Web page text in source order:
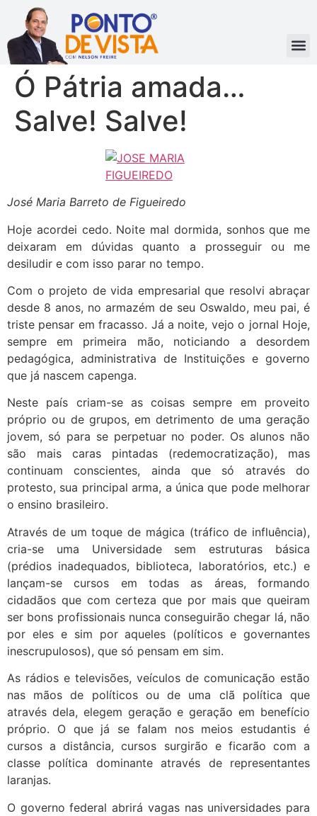
Ó Pátria amada…
Salve! Salve!
José Maria Barreto de Figueiredo
Hoje acordei cedo. Noite mal dormida, sonhos que me
deixaram em dúvidas quanto a prosseguir ou me
desiludir e com isso parar no tempo.
Com o projeto de vida empresarial que resolvi abraçar
desde 8 anos, no armazém de seu Oswaldo, meu pai, é
triste pensar em fracasso. Já a noite, vejo o jornal Hoje,
sempre em primeira mão, noticiando a desordem
pedagógica, administrativa de Instituições e governo
que já nascem capenga.
Neste país criam-se as coisas sempre em proveito
próprio ou de grupos, em detrimento de uma geração
jovem, só para se perpetuar no poder. Os alunos não
são mais caras pintadas (redemocratização), mas
continuam conscientes, ainda que só através do
protesto, sua principal arma, a única que pode melhorar
o ensino brasileiro.
Através de um toque de mágica (tráfico de influência),
cria-se uma Universidade sem estruturas básica
(prédios inadequados, biblioteca, laboratórios, etc.) e
lançam-se cursos em todas as áreas, formando
cidadãos que com certeza que por mais que queiram
ser bons profissionais nunca conseguirão chegar lá, não
por eles e sim por aqueles (políticos e governantes
inescrupulosos), que só pensam em sim.
As rádios e televisões, veículos de comunicação estão
nas mãos de políticos ou de uma clã política que
através dela, elegem geração e geração em benefício
próprio. O que já se falam nos meios estudantis é
cursos a distância, cursos surgirão e ficarão com a
classe política dominante através de representantes
laranjas.
O governo federal abrirá vagas nas universidades para